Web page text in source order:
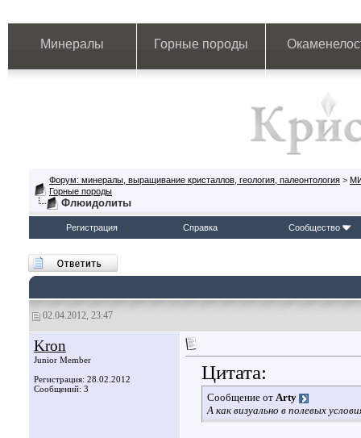
Минералы Горные породы
Форум: минералы, выращивание кристаллов, геология, палеонтология >
Горные породы
Флюидолиты
Регистрация Справка Сообщество
02.04.2012, 23:47
Kron
Junior Member
Регистрация: 28.02.2012
Сообщений: 3
Цитата:
Сообщение от Arty
А как визуально в полевых